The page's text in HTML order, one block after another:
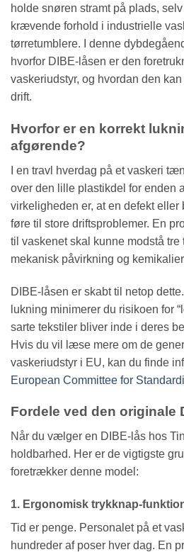
holde snøren stramt på plads,
krævende forhold i industrielle
tørretumblere. I denne
hvorfor DIBE-låsen er den
vaskeriudstyr, og hvordan den
drift.
Hvorfor er en korrekt
afgørende?
I en travl hverdag på et vaskeri
over den lille plastikdel for enden
virkeligheden er, at en defekt
føre til store driftsproblemer. En
til vaskenet skal kunne modstå tre
mekanisk påvirkning og
DIBE-låsen er skabt til netop
lukning minimerer du risikoen for
sarte tekstiler bliver inde i deres
Hvis du vil læse mere om de
vaskeriudstyr i EU, kan du finde
European Committee for
Fordele ved den originale
Når du vælger en DIBE-lås hos
holdbarhed. Her er de vigtigste
foretrækker denne model:
1. Ergonomisk trykknap-
Tid er penge. Personalet på et
hundreder af poser hver dag. En